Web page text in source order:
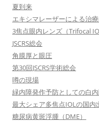
夏到来
エキシマレーザーによる治療
3焦点眼内レンズ（Trifocal
JSCRS総会
角膜厚と眼圧
第30回JSCRS学術総会
噂の現場
緑内障発作予防としての白
最大シェア多焦点IOLの国内
糖尿病黄斑浮腫（DME）